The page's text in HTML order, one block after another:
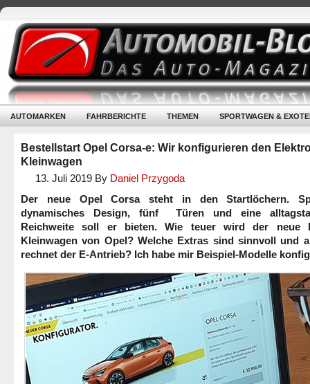
AUTOMARKEN FAHRBERICHTE THEMEN SPORTWAGEN &
Bestellstart Opel Corsa-e: Wir konfigurieren den
Kleinwagen
13. Juli 2019 By Daniel Przygoda
Der neue Opel Corsa steht in den Startlöchern.
dynamisches Design, fünf Türen und eine
Reichweite soll er bieten. Wie teuer wird der neue
Kleinwagen von Opel? Welche Extras sind sinnvoll und
rechnet der E-Antrieb? Ich habe mir Beispiel-Modelle